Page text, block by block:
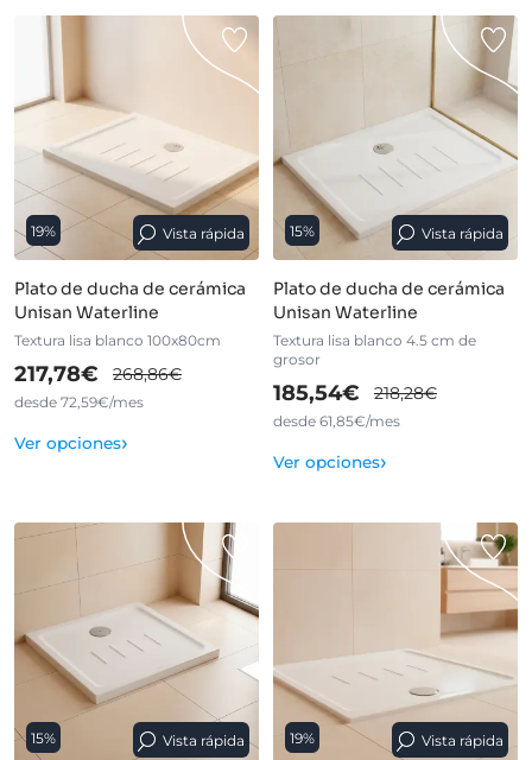
19% Vista rápida
Plato de ducha de cerámica
Unisan Waterline
Textura lisa blanco 100x80cm
217,78€ 268,86€
desde 72,59€/mes
Ver opciones›
15% Vista rápida
Plato de ducha de cerámica
Unisan Waterline
Textura lisa blanco 4.5 cm de
grosor
185,54€ 218,28€
desde 61,85€/mes
Ver opciones›
15% Vista rápida 19% Vista rápida